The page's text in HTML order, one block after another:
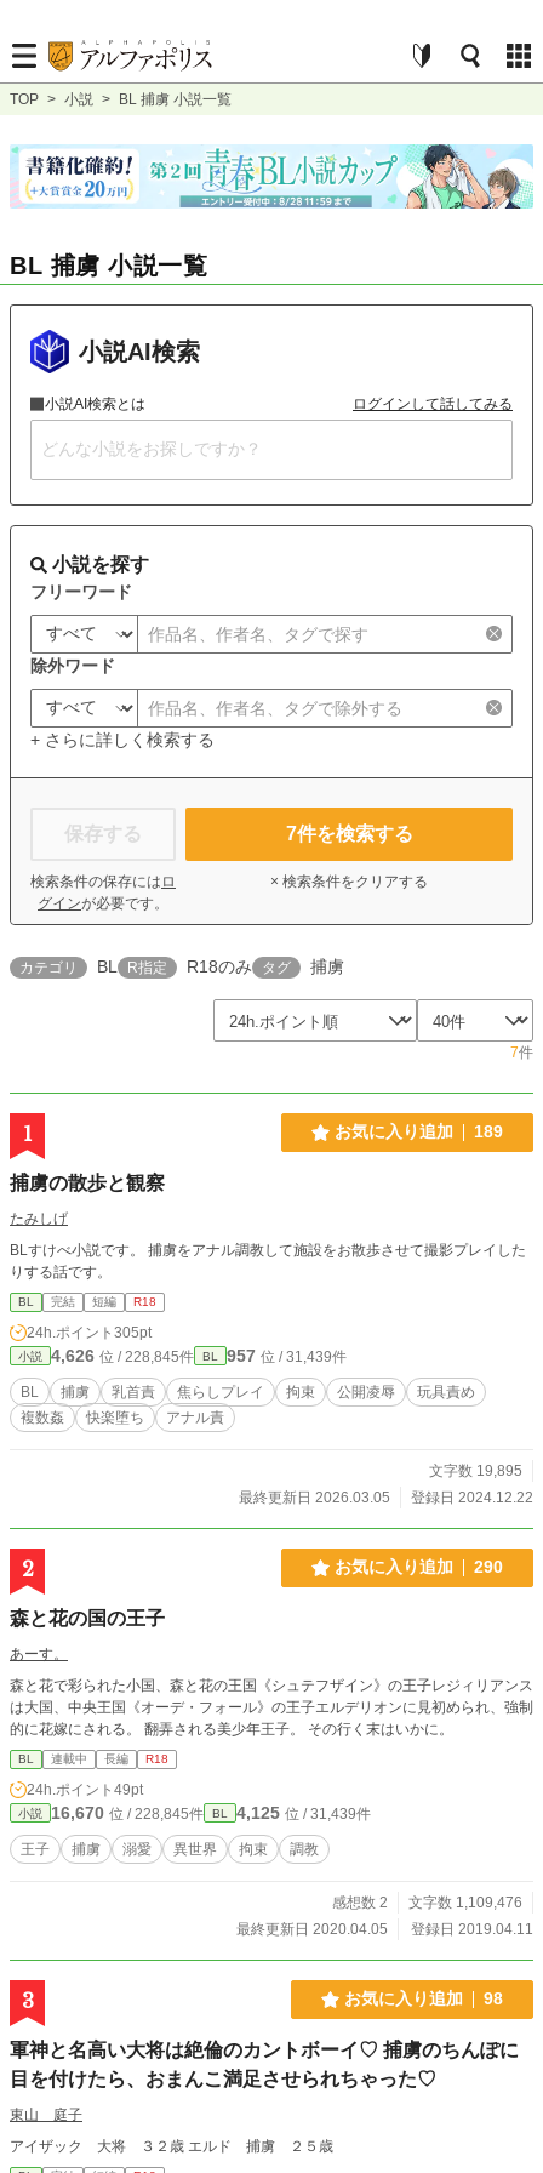
TOP > 小説 > BL 捕虜 小説一覧
BL 捕虜 小説一覧
小説AI検索
小説AI検索とは ログインして話してみる
小説を探す
フリーワード
除外ワード
+ さらに詳しく検索する
保存する
検索条件の保存には ロ
グインが必要です。
7件を検索する
× 検索条件をクリアする
カテゴリ BL R指定 R18のみ タグ 捕虜
7件
1 お気に入り追加 189
捕虜の散歩と観察
たみしげ
BLすけべ小説です。 捕虜をアナル調教して施設をお散歩させて撮影プレイした
りする話です。
BL 完結 短編 R18
24h.ポイント 305pt
小説 4,626 位 / 228,845件 BL 957 位 / 31,439件
BL 捕虜 乳首責 焦らしプレイ 拘束 公開凌辱
玩具責め
複数姦
快楽堕ち アナル責
文字数 19,895
最終更新日 2026.03.05
登録日 2024.12.22
2 お気に入り追加 290
森と花の国の王子
あーす。
森と花で彩られた小国、森と花の王国《シュテフザイン》の王子レジィリアンス
は大国、中央王国《オーデ・フォール》の王子エルデリオンに見初められ、強制
的に花嫁にされる。 翻弄される美少年王子。 その行く末はいかに。
BL 連載中 長編 R18
24h.ポイント 49pt
小説 16,670 位 / 228,845件 BL 4,125 位 / 31,439件
王子 捕虜 溺愛 異世界 拘束 調教
感想数 2
文字数 1,109,476
最終更新日 2020.04.05
登録日 2019.04.11
3 お気に入り追加 98
軍神と名高い大将は絶倫のカントボーイ♡ 捕虜のちんぽに
目を付けたら、おまんこ満足させられちゃった♡
東山 庭子
アイザック 大将 ３２歳 エルド 捕虜 ２５歳